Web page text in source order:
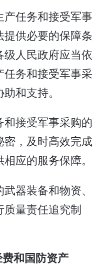
任务和接受军事
供必要的保障条
人民政府应当依
务和接受军事采
和支持。
接受军事采购的
，及时高效完成
应的服务保障。
器装备和物资、
量责任追究制
和国防资产